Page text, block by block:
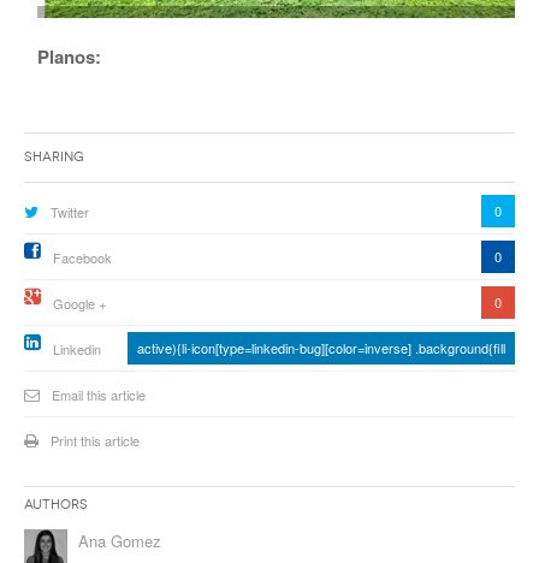
Planos:
Sharing
Twitter 0
Facebook 0
Google + 0
Linkedin active){li-icon[type=linkedin-bug][color=inverse] .background{fill
Email this article
Print this article
Authors
Ana Gomez